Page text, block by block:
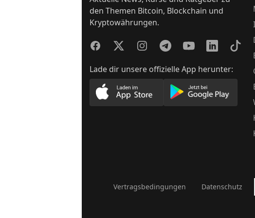
den Themen Bitcoin, Blockchain und
Kryptowährungen.
FacebookTwitterInstagramTelegramYouTubeLinkedInTikTok
Lade dir unsere offizielle App herunter:
Lade unsere App im AppStore
Lade unsere
Vertragsbedingungen Datenschutz